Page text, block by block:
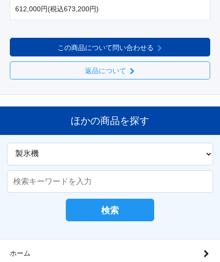
612,000円(税込673,200円)
この商品について問い合わせる
返品について
ほかの商品を探す
検索
ホーム